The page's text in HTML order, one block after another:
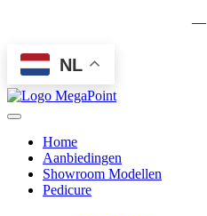
—
NL
Home
Aanbiedingen
Showroom Modellen
Pedicure